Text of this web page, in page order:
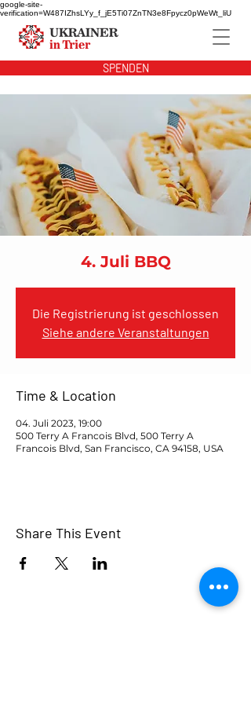
google-site-
verification=W487IZhsLYy_f_jE5Ti07ZnTN3e8Fpycz0pWeWt_liU
SPENDEN
4. Juli BBQ
Die Registrierung ist geschlossen
Siehe andere Veranstaltungen
Time & Location
04. Juli 2023, 19:00
500 Terry A Francois Blvd, 500 Terry A
Francois Blvd, San Francisco, CA 94158, USA
Share This Event